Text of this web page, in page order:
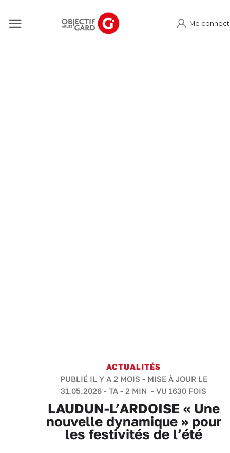
Me
ACTUALITÉS
PUBLIÉ IL Y A 2 MOIS - MISE À JOUR LE
31.05.2026 - TA - 2 MIN - VU 1630 FOIS
LAUDUN-L’ARDOISE « Une
nouvelle dynamique » pour
les festivités de l’été